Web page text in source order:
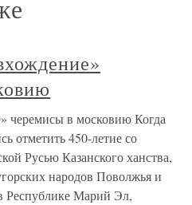
черемисы в московию Когда
отметить 450-летие со
Русью Казанского ханства,
народов Поволжья и
Республике Марий Эл,